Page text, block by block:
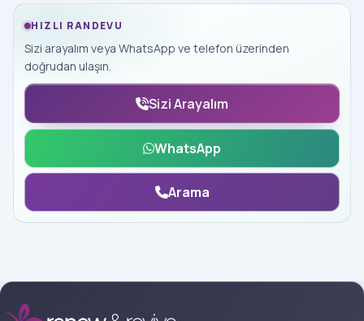
HIZLI RANDEVU
Sizi arayalım veya WhatsApp ve telefon üzerinden
doğrudan ulaşın.
Sizi Arayalım
WhatsApp
Arama